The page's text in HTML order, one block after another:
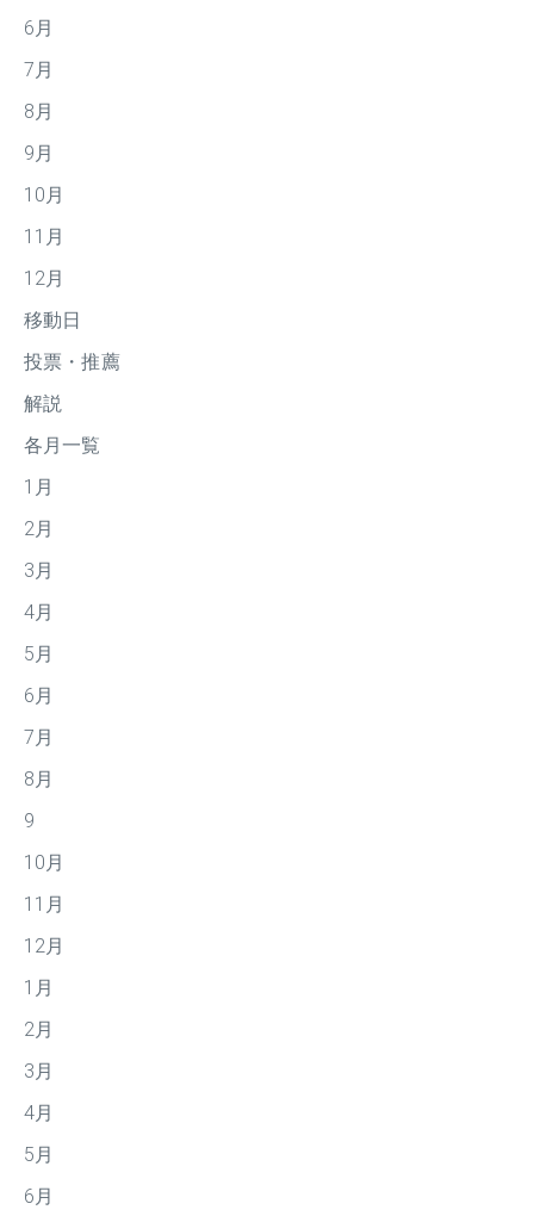
6月
7月
8月
9月
10月
11月
12月
移動日
投票・推薦
解説
各月一覧
1月
2月
3月
4月
5月
6月
7月
8月
9
10月
11月
12月
1月
2月
3月
4月
5月
6月